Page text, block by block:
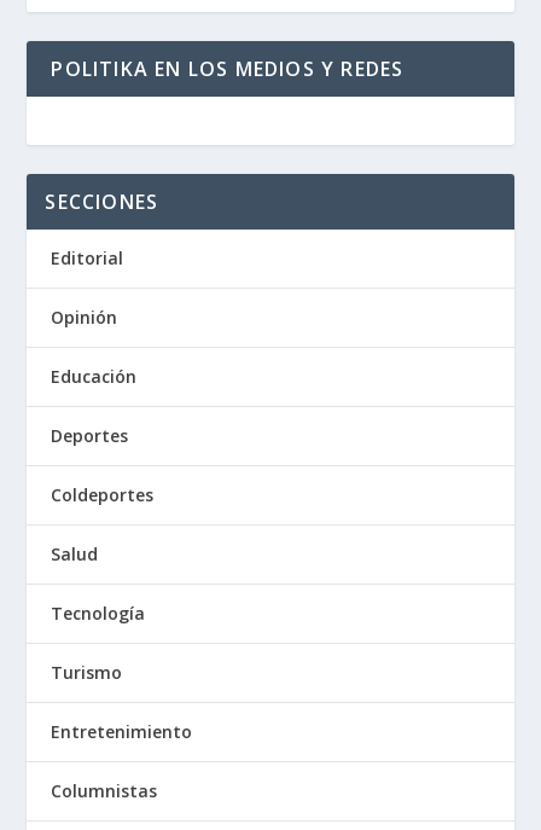
POLITIKA EN LOS MEDIOS Y REDES
SECCIONES
Editorial
Opinión
Educación
Deportes
Coldeportes
Salud
Tecnología
Turismo
Entretenimiento
Columnistas